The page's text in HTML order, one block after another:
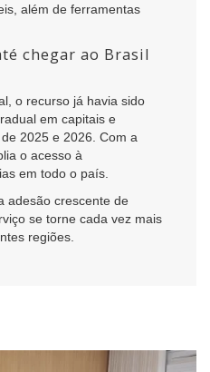
além de ferramentas
chegar ao Brasil
o recurso já havia sido
em capitais e
2025 e 2026. Com a
o acesso à
em todo o país.
adesão crescente de
se torne cada vez mais
regiões.